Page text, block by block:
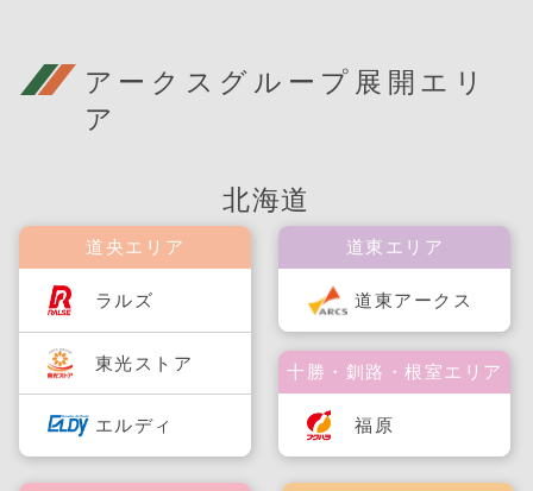
アークスグループ展開エリ
ア
北海道
道央エリア
ラルズ
東光ストア
エルディ
道東エリア
道東アークス
十勝・釧路・根室エリア
福原